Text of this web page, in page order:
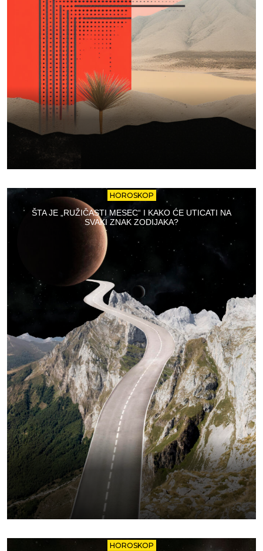
HOROSKOP
ŠTA JE „RUŽIČASTI MESEC“ I KAKO ĆE UTICATI NA
SVAKI ZNAK ZODIJAKA?
HOROSKOP